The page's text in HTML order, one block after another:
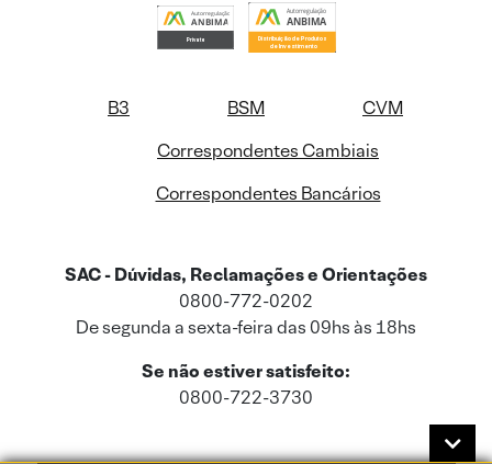
B3 BSM
CVM
Correspondentes Cambiais
Correspondentes Bancários
SAC - Dúvidas, Reclamações e Orientações
0800-772-0202
De segunda a sexta-feira das 09hs às 18hs
Se não estiver satisfeito:
0800-722-3730